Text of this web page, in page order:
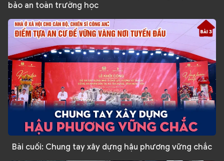
bảo an toàn trường học
Bài cuối: Chung tay xây dựng hậu phương vững chắc